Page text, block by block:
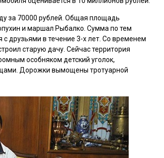
за 70000 рублей. Общая площадь
и маршал Рыбалко. Сумма по тем
друзьями в течение 3-х лет. Со временем
старую дачу. Сейчас территория
особняком детский уголок,
Дорожки вымощены тротуарной